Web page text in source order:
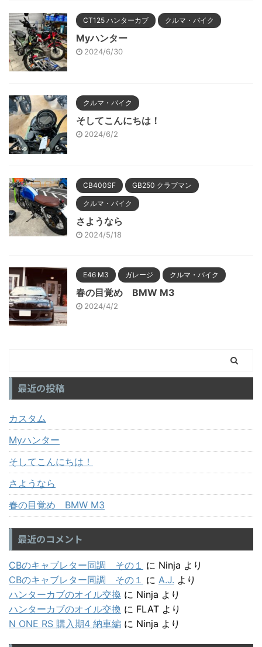
CT125 ハンターカブ クルマ・バイク
Myハンター
2024/6/30
クルマ・バイク
そしてこんにちは！
2024/6/2
CB400SF GB250 クラブマン
クルマ・バイク
さようなら
2024/5/18
E46 M3 ガレージ クルマ・バイク
春の目覚め BMW M3
2024/4/2
最近の投稿
カスタム
Myハンター
そしてこんにちは！
さようなら
春の目覚め BMW M3
最近のコメント
CBのキャブレター同調 その１ に Ninja より
CBのキャブレター同調 その１ に A.J. より
ハンターカブのオイル交換 に Ninja より
ハンターカブのオイル交換 に FLAT より
N ONE RS 購入期4 納車編 に Ninja より